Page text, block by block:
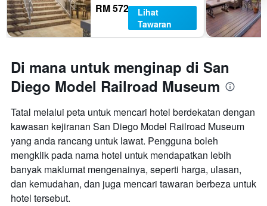
RM 572
Lihat
Tawaran
Di mana untuk menginap di San
Diego Model Railroad Museum
Tatal melalui peta untuk mencari hotel berdekatan dengan
kawasan kejiranan San Diego Model Railroad Museum
yang anda rancang untuk lawat. Pengguna boleh
mengklik pada nama hotel untuk mendapatkan lebih
banyak maklumat mengenainya, seperti harga, ulasan,
dan kemudahan, dan juga mencari tawaran berbeza untuk
hotel tersebut.